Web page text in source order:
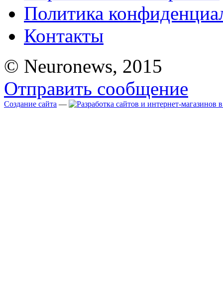
Политика
Контакты
© Neuronews, 2015
Отправить сообщение
Создание сайта —